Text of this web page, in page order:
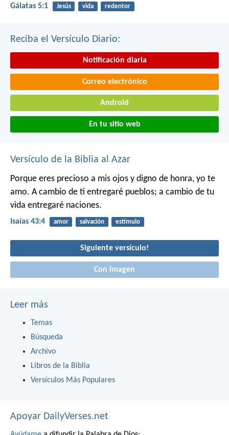
Gálatas 5:1 Jesús vida redentor
Reciba el Versículo Diario:
Notificación diaria
Correo electrónico
Android
En tu sitio web
Versículo de la Biblia al Azar
Porque eres precioso a mis ojos y digno de honra, yo te
amo. A cambio de ti entregaré pueblos; a cambio de tu
vida entregaré naciones.
Isaías 43:4 amor salvación estímulo
Siguiente versículo!
Con imagen
Leer más
Temas
Búsqueda
Archivo
Libros de la Biblia
Versículos Más Populares
Apoyar DailyVerses.net